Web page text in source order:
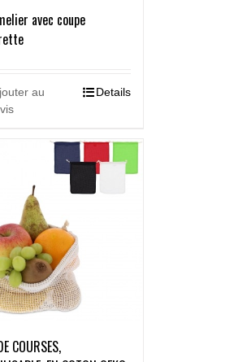
avec coupe
au
Details
COURSES,